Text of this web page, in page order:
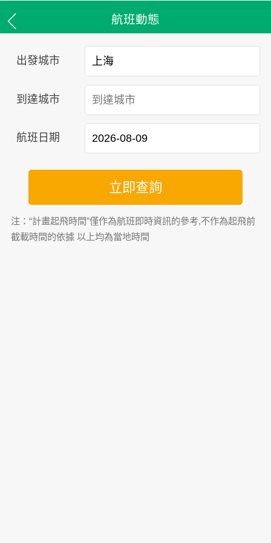
航班動態
出發城市
到達城市
航班日期
立即查詢
注：“計畫起飛時間”僅作為航班即時資訊的參考,不作為起飛前
截載時間的依據 以上均為當地時間